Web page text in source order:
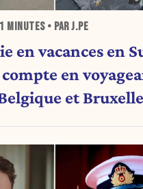
MINUTES• PAR J.PE
en vacances en
en
et